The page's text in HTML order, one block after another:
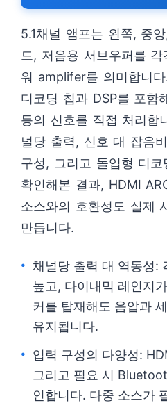
5.1채널 앰프는 왼쪽, 중
드, 저음용 서브우퍼를
워 amplifer를 의미합니
디코딩 칩과 DSP를 포함
등의 신호를 직접 처리합
널당 출력, 신호 대 잡음
구성, 그리고 돌입형 디
확인해본 결과, HDMI
소스와의 호환성도 실제
만듭니다.
채널당 출력 대 역동성:
높고, 다이내믹 레인지
커를 탑재해도 음압과
유지됩니다.
입력 구성의 다양성:
그리고 필요 시
인합니다. 다중 소스가